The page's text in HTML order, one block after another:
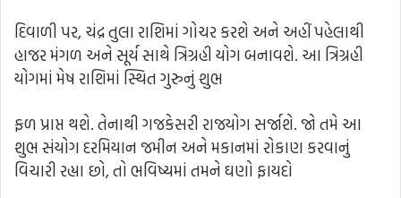
દિવાળી પર, ચંદ્ર તુલા રાશિમાં ગોચર કરશે અને અહીં પહેલાથી
હાજર મંગળ અને સૂર્ય સાથે ત્રિગ્રહી યોગ બનાવશે. આ ત્રિગ્રહી
યોગમાં મેષ રાશિમાં સ્થિત ગુરુનું શુભ
ફળ પ્રાપ્ત થશે. તેનાથી ગજકેસરી રાજયોગ સર્જાશે. જો તમે આ
શુભ સંયોગ દરમિયાન જમીન અને મકાનમાં રોકાણ કરવાનું
વિચારી રહ્યા છો, તો ભવિષ્યમાં તમને ઘણો ફાયદો